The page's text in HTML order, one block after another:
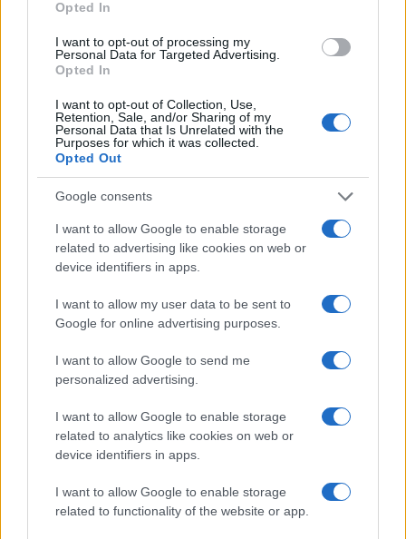
Opted In
I want to opt-out of processing my
Personal Data for Targeted Advertising.
Opted In
I want to opt-out of Collection, Use,
Retention, Sale, and/or Sharing of my
Personal Data that Is Unrelated with the
Purposes for which it was collected.
Opted Out
Google consents
I want to allow Google to enable storage
related to advertising like cookies on web or
device identifiers in apps.
I want to allow my user data to be sent to
Google for online advertising purposes.
I want to allow Google to send me
personalized advertising.
I want to allow Google to enable storage
related to analytics like cookies on web or
device identifiers in apps.
I want to allow Google to enable storage
related to functionality of the website or app.
Continua a leggere
MONEY
Come scegliere un conto business efficiente: fee,
interessi, API, utenti e ERP
MONEY